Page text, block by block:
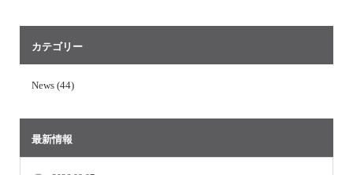
カテゴリー
News (44)
最新情報